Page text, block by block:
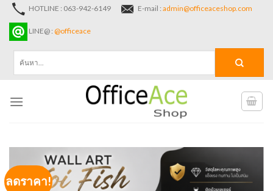
Skip
content
HOTLINE : 063-942-6149 E-mail : admin@officeaceshop.com
LINE@ : @officeace
ลดราคา!